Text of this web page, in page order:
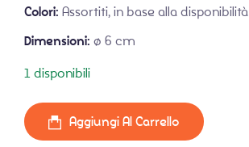
Colori: Assortiti, in base alla disponibilità
Dimensioni: ø 6 cm
1 disponibili
Aggiungi Al Carrello